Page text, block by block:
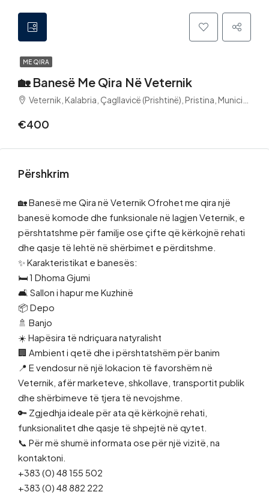
ME QIRA
🏡 Banesë Me Qira Në Veternik
Veternik, Kalabria, Çagllavicë (Prishtinë), Pristina, Municipality of Pristina, District of Prishtina, 10100, Kosovo
€400
Përshkrim
🏡 Banesë me Qira në Veternik Ofrohet me qira një
banesë komode dhe funksionale në lagjen Veternik, e
përshtatshme për familje ose çifte që kërkojnë rehati
dhe qasje të lehtë në shërbimet e përditshme.
✨ Karakteristikat e banesës:
🛏️ 1 Dhoma Gjumi
🛋️ Sallon i hapur me Kuzhinë
📦 Depo
🚿 Banjo
☀️ Hapësira të ndriçuara natyralisht
🏢 Ambient i qetë dhe i përshtatshëm për banim
📍 E vendosur në një lokacion të favorshëm në
Veternik, afër marketeve, shkollave, transportit publik
dhe shërbimeve të tjera të nevojshme.
🔑 Zgjedhja ideale për ata që kërkojnë rehati,
funksionalitet dhe qasje të shpejtë në qytet.
📞 Për më shumë informata ose për një vizitë, na
kontaktoni.
+383 (0) 48 155 502
+383 (0) 48 882 222